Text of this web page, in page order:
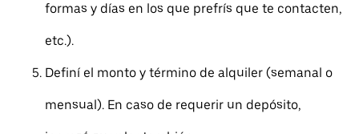
formas y días en los que prefrís que te contacten,
etc.).
Definí el monto y término de alquiler (semanal o
mensual). En caso de requerir un depósito,